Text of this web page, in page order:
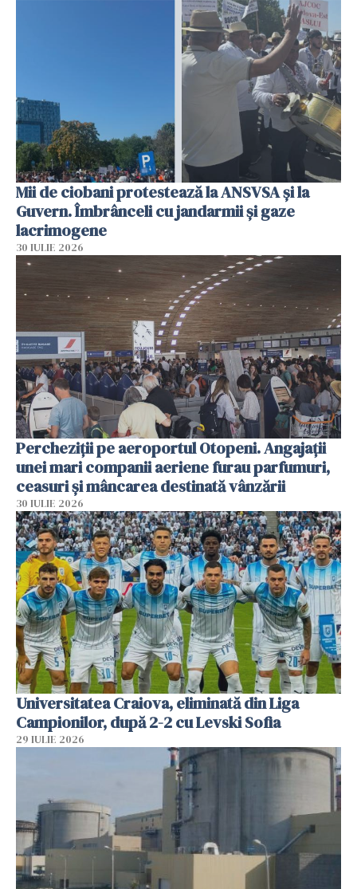
Mii de ciobani protestează la ANSVSA și la
Guvern. Îmbrânceli cu jandarmii și gaze
lacrimogene
30 IULIE 2026
Percheziții pe aeroportul Otopeni. Angajații
unei mari companii aeriene furau parfumuri,
ceasuri și mâncarea destinată vânzării
30 IULIE 2026
Universitatea Craiova, eliminată din Liga
Campionilor, după 2-2 cu Levski Sofia
29 IULIE 2026